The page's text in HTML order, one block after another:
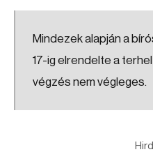
Mindezek alapján a
17-ig elrendelte a
végzés nem végleges.